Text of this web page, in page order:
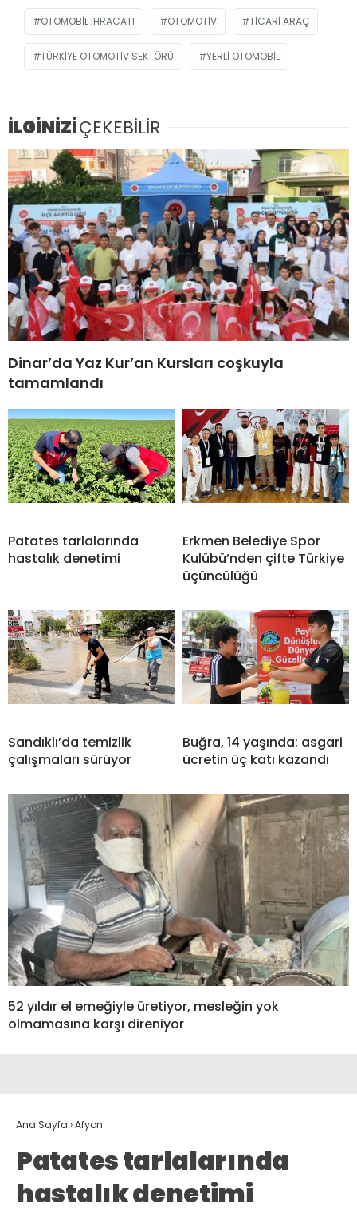
OTOMOBIL IHRACATI OTOMOTIV TICARI ARAÇ
TÜRKIYE OTOMOTIV SEKTÖRÜ YERLI OTOMOBIL
İLGİNİZİÇEKEBİLİR
Dinar’da Yaz Kur’an Kursları coşkuyla
tamamlandı
Patates tarlalarında
hastalık denetimi
Erkmen Belediye Spor
Kulübü’nden çifte Türkiye
üçüncülüğü
Sandıklı’da temizlik
çalışmaları sürüyor
Buğra, 14 yaşında: asgari
ücretin üç katı kazandı
52 yıldır el emeğiyle üretiyor, mesleğin yok
olmamasına karşı direniyor
Ana Sayfa ›Afyon
Patates tarlalarında
hastalık denetimi